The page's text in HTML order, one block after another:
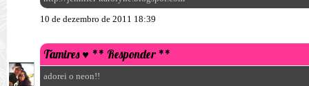
10 de dezembro de 2011 18:39
Tamires ♥ ** Responder **
adorei o neon!!